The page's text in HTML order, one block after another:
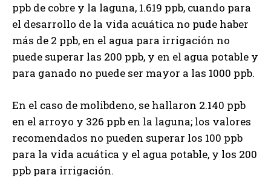
ppb de cobre y la laguna, 1.619 ppb, cuando para
el desarrollo de la vida acuática no pude haber
más de 2 ppb, en el agua para irrigación no
puede superar las 200 ppb, y en el agua potable y
para ganado no puede ser mayor a las 1000 ppb.
En el caso de molibdeno, se hallaron 2.140 ppb
en el arroyo y 326 ppb en la laguna; los valores
recomendados no pueden superar los 100 ppb
para la vida acuática y el agua potable, y los 200
ppb para irrigación.